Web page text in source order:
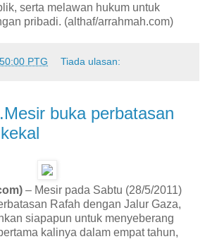
serta melawan hukum untuk
pribadi. (althaf/arrahmah.com)
PTG Tiada ulasan:
buka perbatasan
– Mesir pada Sabtu (28/5/2011)
Rafah dengan Jalur Gaza,
siapapun untuk menyeberang
kalinya dalam empat tahun,